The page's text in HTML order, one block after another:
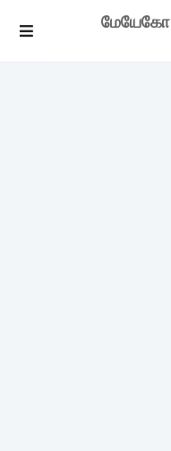
மேயேகோ